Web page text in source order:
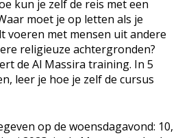
kun je zelf de reis met een
moet je op letten als je
voeren met mensen uit andere
religieuze achtergronden?
de Al Massira training. In 5
leer je hoe je zelf de cursus
op de woensdagavond: 10,